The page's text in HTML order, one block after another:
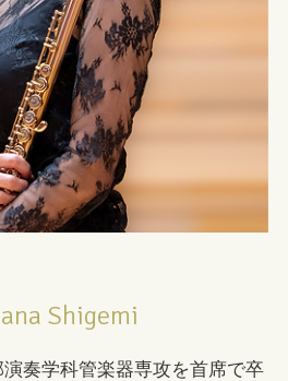
Shigemi
奏学科管楽器専攻を首席で卒